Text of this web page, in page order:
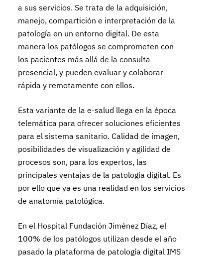
a sus servicios. Se trata de la adquisición,
manejo, compartición e interpretación de la
patología en un entorno digital. De esta
manera los patólogos se comprometen con
los pacientes más allá de la consulta
presencial, y pueden evaluar y colaborar
rápida y remotamente con ellos.
Esta variante de la e-salud llega en la época
telemática para ofrecer soluciones eficientes
para el sistema sanitario. Calidad de imagen,
posibilidades de visualización y agilidad de
procesos son, para los expertos, las
principales ventajas de la patología digital. Es
por ello que ya es una realidad en los servicios
de anatomía patológica.
En el Hospital Fundación Jiménez Díaz, el
100% de los patólogos utilizan desde el año
pasado la plataforma de patología digital IMS